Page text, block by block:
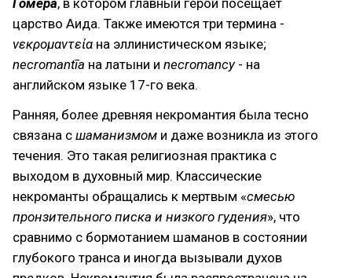
Гомера, в котором главный герой посещает
царство Аида. Также имеются три термина -
νεκρομαντεία на эллинистическом языке;
necromantīa на латыни и necromancy- на
английском языке 17-го века.
Ранняя, более древняя некромантия была тесно
связана с шаманизмом и даже возникла из этого
течения. Это такая религиозная практика с
выходом в духовный мир. Классические
некроманты обращались к мертвым «смесью
пронзительного писка и низкого гудения», что
сравнимо с бормотанием шаманов в состоянии
глубокого транса и иногда вызывали духов